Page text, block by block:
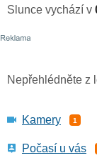
Slunce vychází v
Nepřehlédněte z
Kamery 1
Počasí u vás